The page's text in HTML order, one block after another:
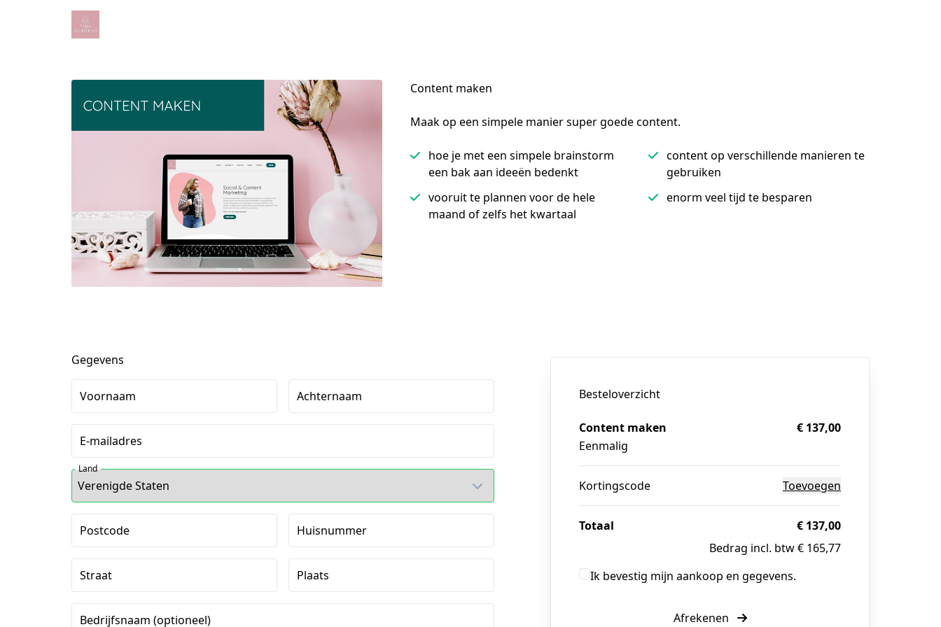
Content maken
Maak op een simpele manier super goede content.
hoe je met een simpele brainstorm
een bak aan ideeën bedenkt
content op verschillende manieren te
gebruiken
vooruit te plannen voor de hele
maand of zelfs het kwartaal
enorm veel tijd te besparen
Gegevens
Voornaam Achternaam
E-mailadres
Land
Postcode Huisnummer
Straat Plaats
Bedrijfsnaam (optioneel)
Besteloverzicht
Content maken
Eenmalig
€ 137,00
Kortingscode Toevoegen
Totaal
€ 137,00
Bedrag incl. btw € 165,77
Ik bevestig mijn aankoop en gegevens.
Afrekenen